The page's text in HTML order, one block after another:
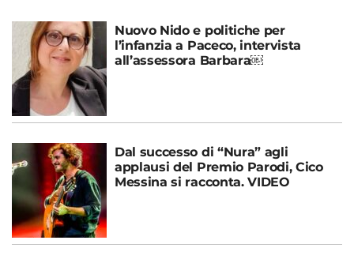
Nuovo Nido e politiche per
l’infanzia a Paceco, intervista
all’assessora Barbara￼
Dal successo di “Nura” agli
applausi del Premio Parodi, Cico
Messina si racconta. VIDEO